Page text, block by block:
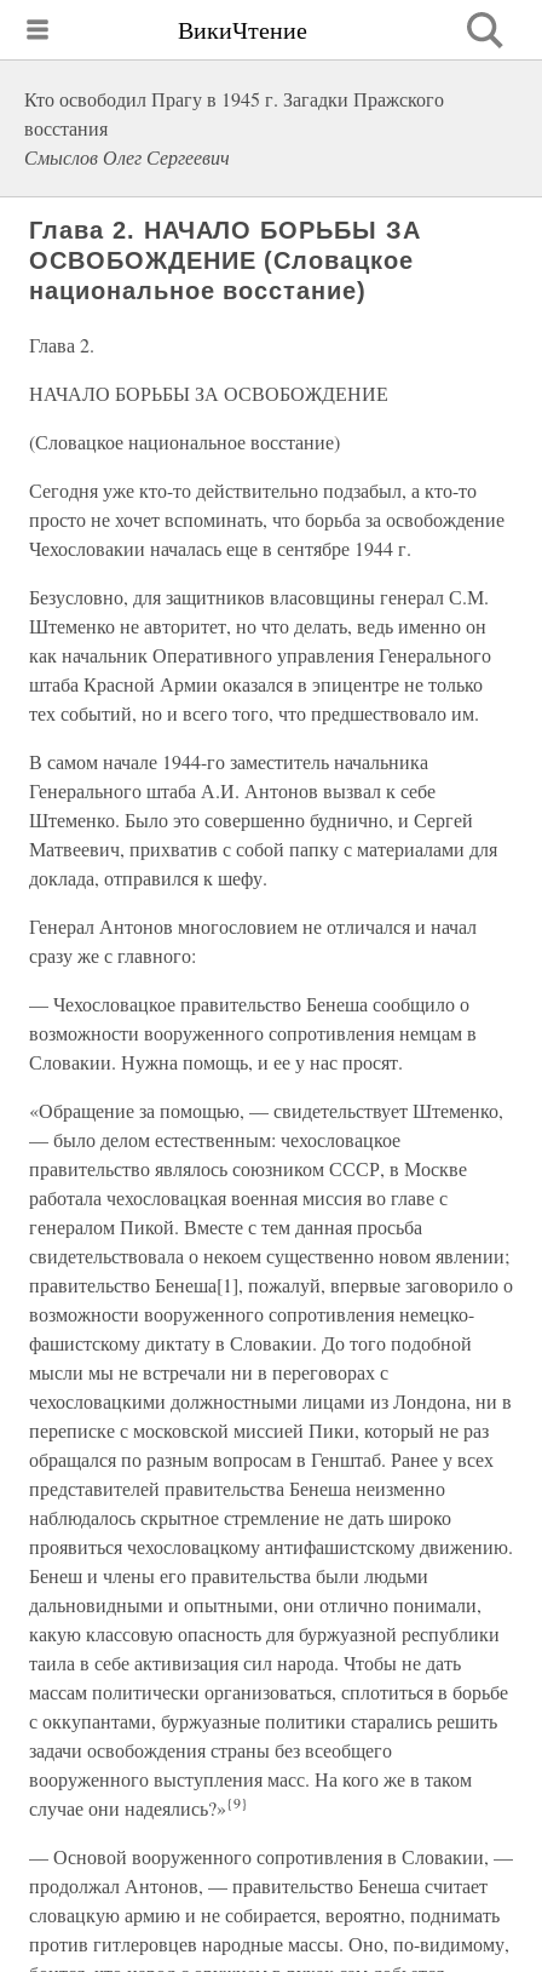
ВикиЧтение
Кто освободил Прагу в 1945 г. Загадки Пражского
восстания
Смыслов Олег Сергеевич
Глава 2. НАЧАЛО БОРЬБЫ ЗА
ОСВОБОЖДЕНИЕ (Словацкое
национальное восстание)
Глава 2.
НАЧАЛО БОРЬБЫ ЗА ОСВОБОЖДЕНИЕ
(Словацкое национальное восстание)
Сегодня уже кто-то действительно подзабыл, а кто-то
просто не хочет вспоминать, что борьба за освобождение
Чехословакии началась еще в сентябре 1944 г.
Безусловно, для защитников власовщины генерал С.М.
Штеменко не авторитет, но что делать, ведь именно он
как начальник Оперативного управления Генерального
штаба Красной Армии оказался в эпицентре не только
тех событий, но и всего того, что предшествовало им.
В самом начале 1944-го заместитель начальника
Генерального штаба А.И. Антонов вызвал к себе
Штеменко. Было это совершенно буднично, и Сергей
Матвеевич, прихватив с собой папку с материалами для
доклада, отправился к шефу.
Генерал Антонов многословием не отличался и начал
сразу же с главного:
— Чехословацкое правительство Бенеша сообщило о
возможности вооруженного сопротивления немцам в
Словакии. Нужна помощь, и ее у нас просят.
«Обращение за помощью, — свидетельствует Штеменко,
— было делом естественным: чехословацкое
правительство являлось союзником СССР, в Москве
работала чехословацкая военная миссия во главе с
генералом Пикой. Вместе с тем данная просьба
свидетельствовала о некоем существенно новом явлении;
правительство Бенеша[1], пожалуй, впервые заговорило о
возможности вооруженного сопротивления немецко-
фашистскому диктату в Словакии. До того подобной
мысли мы не встречали ни в переговорах с
чехословацкими должностными лицами из Лондона, ни в
переписке с московской миссией Пики, который не раз
обращался по разным вопросам в Генштаб. Ранее у всех
представителей правительства Бенеша неизменно
наблюдалось скрытное стремление не дать широко
проявиться чехословацкому антифашистскому движению.
Бенеш и члены его правительства были людьми
дальновидными и опытными, они отлично понимали,
какую классовую опасность для буржуазной республики
таила в себе активизация сил народа. Чтобы не дать
массам политически организоваться, сплотиться в борьбе
с оккупантами, буржуазные политики старались решить
задачи освобождения страны без всеобщего
вооруженного выступления масс. На кого же в таком
случае они надеялись?»{9}
— Основой вооруженного сопротивления в Словакии, —
продолжал Антонов, — правительство Бенеша считает
словацкую армию и не собирается, вероятно, поднимать
против гитлеровцев народные массы. Оно, по-видимому,